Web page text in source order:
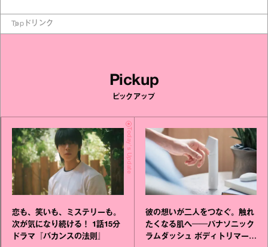
Top ドリンク
Pickup
ピックアップ
Today's Update
恋も、笑いも、ミステリーも。
次が気になり続ける！ 1話15分
ドラマ『バカンスの法則』
彼の想いが二人をつなぐ。触れ
たくなる肌へ──パナソニック
ラムダッシュ ボディトリマーが